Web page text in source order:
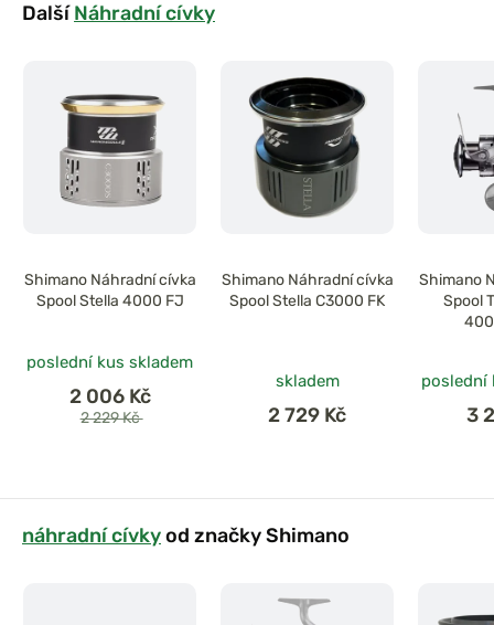
DalšíNáhradní cívky
Shimano Náhradní cívka
Spool Stella 4000 FJ
poslední kus skladem
2 006 Kč
2 229 Kč
Shimano Náhradní cívka
Spool Stella C3000 FK
skladem
2 729 Kč
Shimano
Spool
poslední
3
náhradní cívkyod značky Shimano